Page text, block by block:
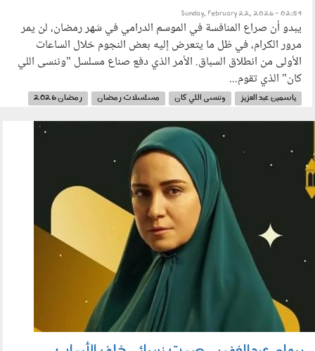
Sunday, February 22, 2026 - 02:59
يبدو أن صراع المنافسة في الموسم الدرامي في شهر رمضان، لن يمر
مرور الكرام، في ظل ما يتعرض إليه بعض النجوم خلال الساعات
الأولى من انطلاق السباق. الأمر الذي دفع صناع مسلسل "وننسى اللي
كان" الذي تقوم...
ياسمين عبد العزيز وننسى اللي كان مسلسلات رمضان رمضان 2026
180202.jpg